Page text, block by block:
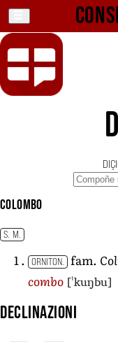
colombo
S. M.
ORNITON. fam.
combo [ˈkuŋbu]
Declinazioni